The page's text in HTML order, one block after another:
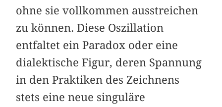
ohne sie vollkommen ausstreichen
zu können. Diese Oszillation
entfaltet ein Paradox oder eine
dialektische Figur, deren Spannung
in den Praktiken des Zeichnens
stets eine neue singuläre